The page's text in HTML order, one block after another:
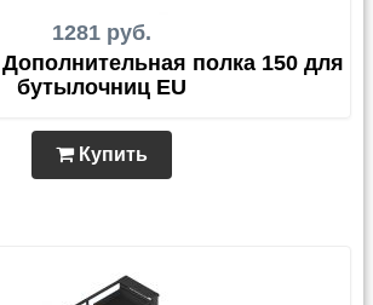
1281 руб.
Дополнительная полка 150 для
бутылочниц EU
Купить